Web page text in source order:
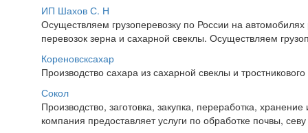
ИП Шахов С. Н
Осуществляем грузоперевозку по России на
перевозок зерна и сахарной свеклы. Осуществляем
Кореновсксахар
Производство сахара из сахарной свеклы и
Сокол
Производство, заготовка, закупка, переработка,
компания предоставляет услуги по обработке почвы,